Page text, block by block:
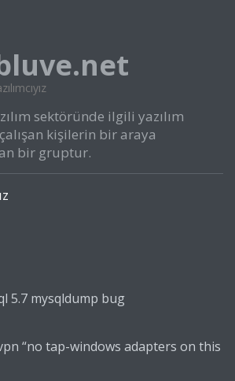
sektöründe ilgili yazılım
kişilerin bir araya
bir gruptur.
5.7 mysqldump bug
“no tap-windows adapters on this